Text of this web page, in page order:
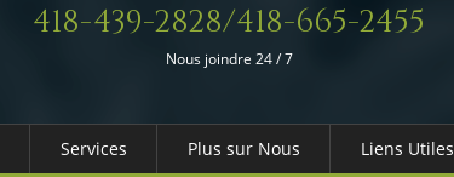
418-439-2828/418-665-2455
Nous joindre 24 / 7
Services Plus sur Nous Liens Utiles